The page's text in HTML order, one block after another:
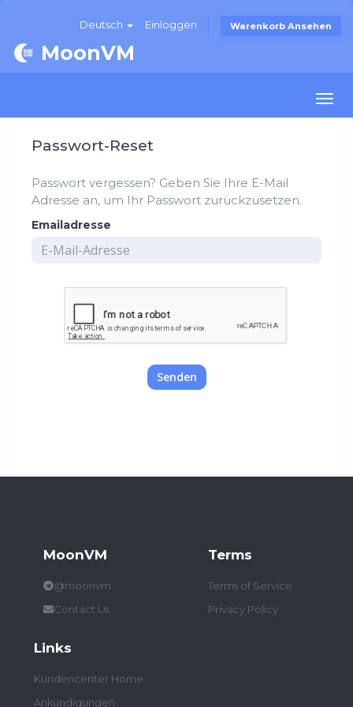
Deutsch Einloggen Warenkorb Ansehen
MoonVM
Passwort-Reset
Passwort vergessen? Geben Sie Ihre E-Mail
Adresse an, um Ihr Passwort zurückzusetzen.
Emailadresse
Senden
MoonVM
@moonvm
Contact Us
Terms
Terms of Service
Privacy Policy
Links
Kundencenter Home
Ankündigungen